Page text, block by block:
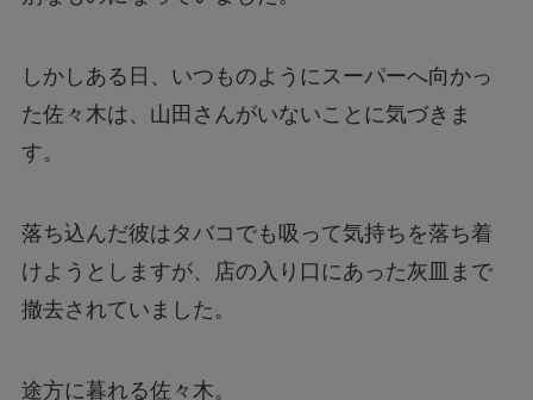
しかしある日、いつものようにスーパーへ向かっ
た佐々木は、山田さんがいないことに気づきま
す。
落ち込んだ彼はタバコでも吸って気持ちを落ち着
けようとしますが、店の入り口にあった灰皿まで
撤去されていました。
途方に暮れる佐々木。